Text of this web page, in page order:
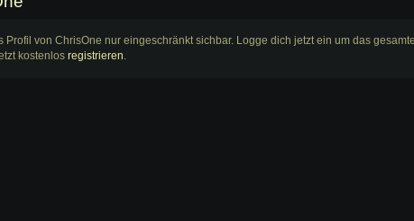
Profil von ChrisOne nur eingeschränkt sichbar. Logge dich jetzt ein um das
kostenlos registrieren